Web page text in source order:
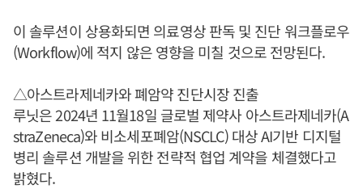
이 솔루션이 상용화되면 의료영상 판독 및 진단 워크플로우
(Workflow)에 적지 않은 영향을 미칠 것으로 전망된다.
△아스트라제네카와 폐암약 진단시장 진출
루닛은 2024년 11월18일 글로벌 제약사 아스트라제네카(A
straZeneca)와 비소세포폐암(NSCLC) 대상 AI기반 디지털
병리 솔루션 개발을 위한 전략적 협업 계약을 체결했다고
밝혔다.